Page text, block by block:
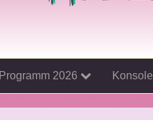
Programm 2026